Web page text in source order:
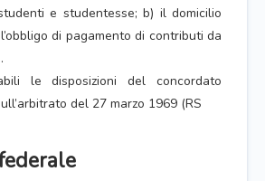
e studentesse; b) il domicilio
di pagamento di contributi da
le disposizioni del concordato
del 27 marzo 1969 (RS